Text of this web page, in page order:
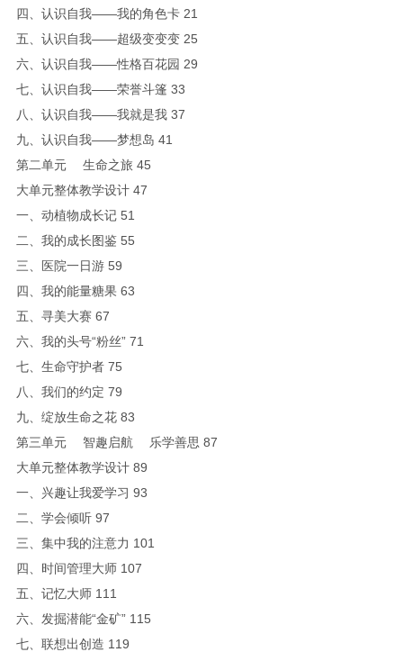
四、认识自我——我的角色卡 21
五、认识自我——超级变变变 25
六、认识自我——性格百花园 29
七、认识自我——荣誉斗篷 33
八、认识自我——我就是我 37
九、认识自我——梦想岛 41
第二单元 生命之旅 45
大单元整体教学设计 47
一、动植物成长记 51
二、我的成长图鉴 55
三、医院一日游 59
四、我的能量糖果 63
五、寻美大赛 67
六、我的头号“粉丝” 71
七、生命守护者 75
八、我们的约定 79
九、绽放生命之花 83
第三单元 智趣启航 乐学善思 87
大单元整体教学设计 89
一、兴趣让我爱学习 93
二、学会倾听 97
三、集中我的注意力 101
四、时间管理大师 107
五、记忆大师 111
六、发掘潜能“金矿” 115
七、联想出创造 119